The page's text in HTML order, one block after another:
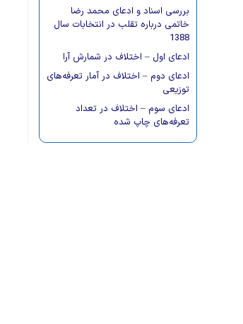
بررسی اسناد و ادعای محمد رضا
خاتمی درباره تقلب در انتخابات سال
1388
ادعای اول – اختلاف در شمارش آرا
ادعای دوم – اختلاف در آمار تعرفه‌های
توزیعی
ادعای سوم – اختلاف در تعداد
تعرفه‌های چاپ شده